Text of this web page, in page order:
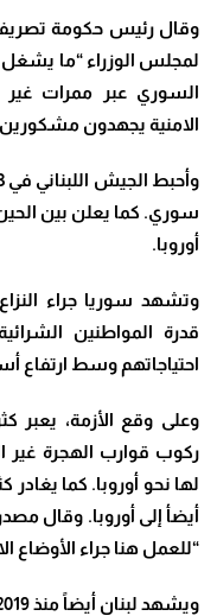
وقال رئيس حكومة تصريف
لمجلس الوزراء “ما يشغل
السوري عبر ممرات
الامنية يجهدون مشكورين
سوري. كما يعلن بين الحين
أوروبا.
وتشهد سوريا جراء
قدرة المواطنين
احتياجاتهم وسط ارتفاع
وعلى وقع الأزمة، يعبر
ركوب قوارب الهجرة غير
لها نحو أوروبا. كما
أيضأ إلى أوروبا. وقال
“للعمل هنا جراء الأوضاع